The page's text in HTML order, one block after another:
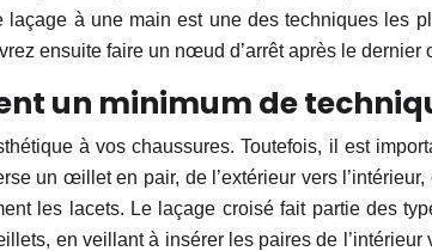
à une main est une des techniques les
ensuite faire un nœud d’arrêt après le
un minimum de
à vos chaussures. Toutefois, il est
un œillet en pair, de l’extérieur vers
les lacets. Le laçage croisé fait partie des
en veillant à insérer les paires de